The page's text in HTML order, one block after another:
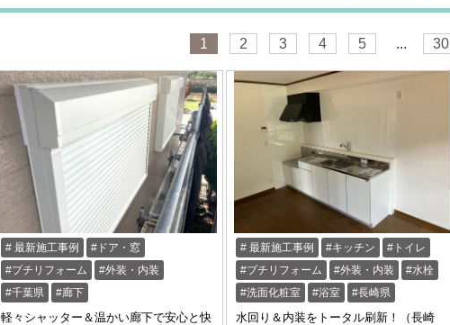
1 2 3 4 5 ... 30
最新施工事例
ドア・窓
プチリフォーム
外装・内装
千葉県
廊下
軽々シャッター＆温かい廊下で安心と快
最新施工事例 キッチン
トイレ
プチリフォーム
外装・内装
水栓
洗面化粧室
浴室 長崎県
水回り＆内装をトータル刷新！（長崎